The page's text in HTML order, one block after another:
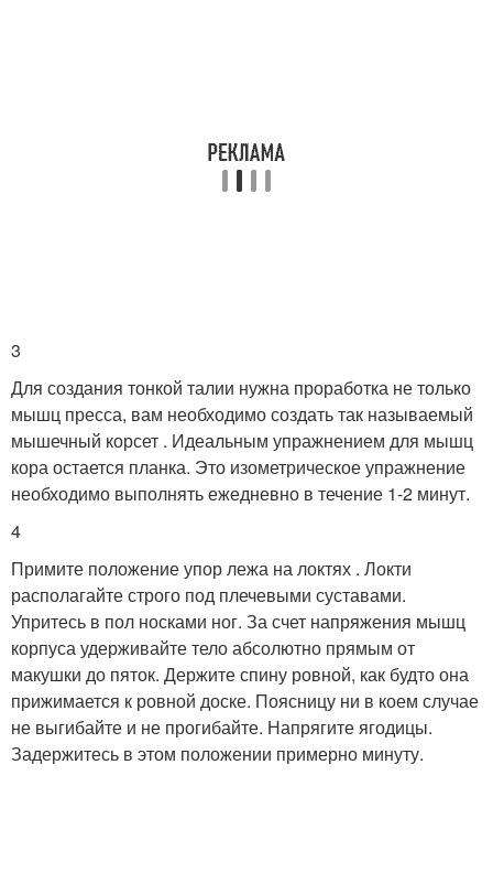
3
Для создания тонкой талии нужна проработка не только
мышц пресса, вам необходимо создать так называемый
мышечный корсет . Идеальным упражнением для мышц
кора остается планка. Это изометрическое упражнение
необходимо выполнять ежедневно в течение 1-2 минут.
4
Примите положение упор лежа на локтях . Локти
располагайте строго под плечевыми суставами.
Упритесь в пол носками ног. За счет напряжения мышц
корпуса удерживайте тело абсолютно прямым от
макушки до пяток. Держите спину ровной, как будто она
прижимается к ровной доске. Поясницу ни в коем случае
не выгибайте и не прогибайте. Напрягите ягодицы.
Задержитесь в этом положении примерно минуту.